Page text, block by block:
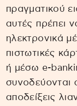
πραγματικού
αυτές πρέπει
ηλεκτρονικά
πιστωτικές
ή μέσω e-
συνοδεύονται
αποδείξεις